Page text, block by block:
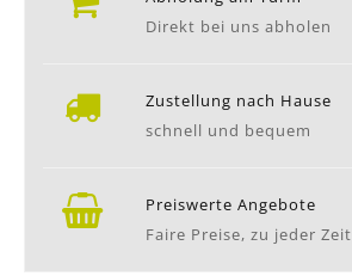
Direkt bei uns abholen
Zustellung nach Hause
schnell und bequem
Preiswerte Angebote
Faire Preise, zu jeder Zeit